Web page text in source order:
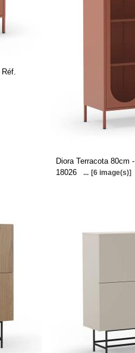
Réf.
Diora Terracota 80cm -
18026
... [6 image(s)]